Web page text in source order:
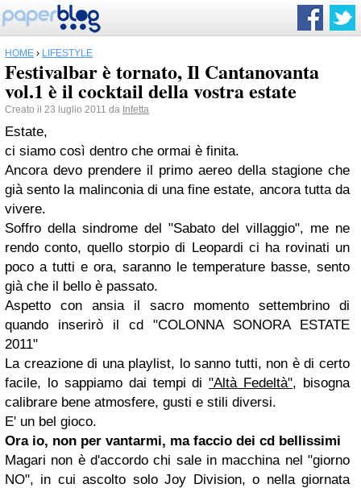
HOME › LIFESTYLE
Festivalbar è tornato, Il Cantanovanta
vol.1 è il cocktail della vostra estate
Creato il 23 luglio 2011 da Infetta
Estate,
ci siamo così dentro che ormai è finita.
Ancora devo prendere il primo aereo della stagione che
già sento la malinconia di una fine estate, ancora tutta da
vivere.
Soffro della sindrome del "Sabato del villaggio", me ne
rendo conto, quello storpio di Leopardi ci ha rovinati un
poco a tutti e ora, saranno le temperature basse, sento
già che il bello è passato.
Aspetto con ansia il sacro momento settembrino di
quando inserirò il cd "COLONNA SONORA ESTATE
2011"
La creazione di una playlist, lo sanno tutti, non è di certo
facile, lo sappiamo dai tempi di"Altà Fedeltà", bisogna
calibrare bene atmosfere, gusti e stili diversi.
E' un bel gioco.
Ora io, non per vantarmi, ma faccio dei cd bellissimi
Magari non è d'accordo chi sale in macchina nel "giorno
NO", in cui ascolto solo Joy Division, o nella giornata